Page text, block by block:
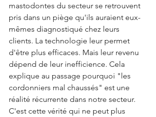
mastodontes du secteur se retrouvent
pris dans un piège qu'ils auraient eux-
mêmes diagnostiqué chez leurs
clients. La technologie leur permet
d'être plus efficaces. Mais leur revenu
dépend de leur inefficience. Cela
explique au passage pourquoi "les
cordonniers mal chaussés" est une
réalité récurrente dans notre secteur.
C'est cette vérité qui ne peut plus